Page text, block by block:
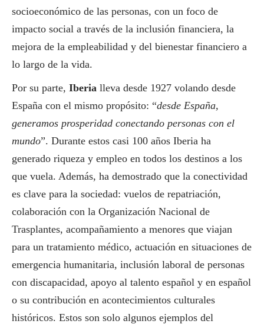
socioeconómico de las personas, con un foco de
impacto social a través de la inclusión financiera, la
mejora de la empleabilidad y del bienestar financiero a
lo largo de la vida.
Por su parte, Iberia lleva desde 1927 volando desde
España con el mismo propósito: “desde España,
generamos prosperidad conectando personas con el
mundo”. Durante estos casi 100 años Iberia ha
generado riqueza y empleo en todos los destinos a los
que vuela. Además, ha demostrado que la conectividad
es clave para la sociedad: vuelos de repatriación,
colaboración con la Organización Nacional de
Trasplantes, acompañamiento a menores que viajan
para un tratamiento médico, actuación en situaciones de
emergencia humanitaria, inclusión laboral de personas
con discapacidad, apoyo al talento español y en español
o su contribución en acontecimientos culturales
históricos. Estos son solo algunos ejemplos del